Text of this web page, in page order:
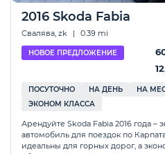
2016 Skoda Fabia
Свалява, zk | 0.39 mi
НОВОЕ ПРЕДЛОЖЕНИЕ
ПОСУТОЧНО НА ДЕНЬ НА
ЭКОНОМ КЛАССА
Арендуйте Skoda Fabia 2016 года
автомобиль для поездок по
идеальны для горных дорог, а